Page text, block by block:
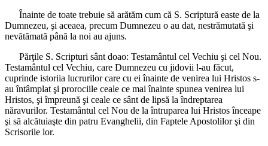
Înainte de toate trebuie să arătăm cum că S. Scriptură easte de la
Dumnezeu, şi aceaea, precum Dumnezeu o au dat, nestrămutată şi
nevătămată până la noi au ajuns.
Părţile S. Scripturi sânt doao: Testamântul cel Vechiu şi cel Nou.
Testamântul cel Vechiu, care Dumnezeu cu jidovii l-au făcut,
cuprinde istoriia lucrurilor care cu ei înainte de venirea lui Hristos s-
au întâmplat şi prorociile ceale ce mai înainte spunea venirea lui
Hristos, şi împreună şi ceale ce sânt de lipsă la îndreptarea
năravurilor. Testamântul cel Nou de la întruparea lui Hristos înceape
şi să alcătuiaşte din patru Evanghelii, din Faptele Apostolilor şi din
Scrisorile lor.